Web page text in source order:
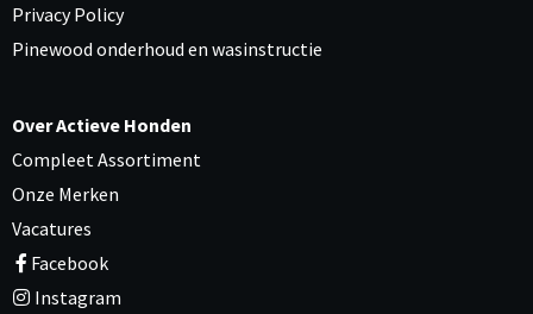
Privacy Policy
Pinewood onderhoud en wasinstructie
Over Actieve Honden
Compleet Assortiment
Onze Merken
Vacatures
Facebook
Instagram